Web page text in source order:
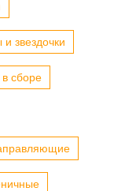
звездочки
сборе